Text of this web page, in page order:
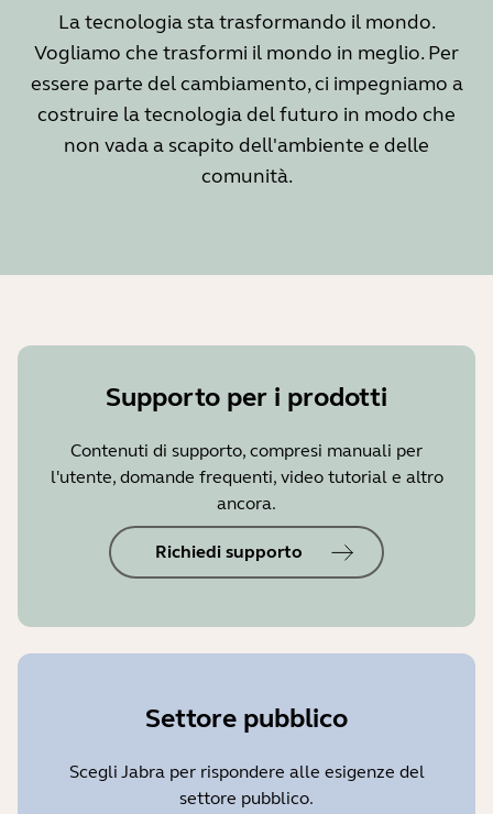
La tecnologia sta trasformando il mondo.
Vogliamo che trasformi il mondo in meglio. Per
essere parte del cambiamento, ci impegniamo a
costruire la tecnologia del futuro in modo che
non vada a scapito dell'ambiente e delle
comunità.
Supporto per i prodotti
Contenuti di supporto, compresi manuali per
l'utente, domande frequenti, video tutorial e altro
ancora.
Richiedi supporto
Settore pubblico
Scegli Jabra per rispondere alle esigenze del
settore pubblico.